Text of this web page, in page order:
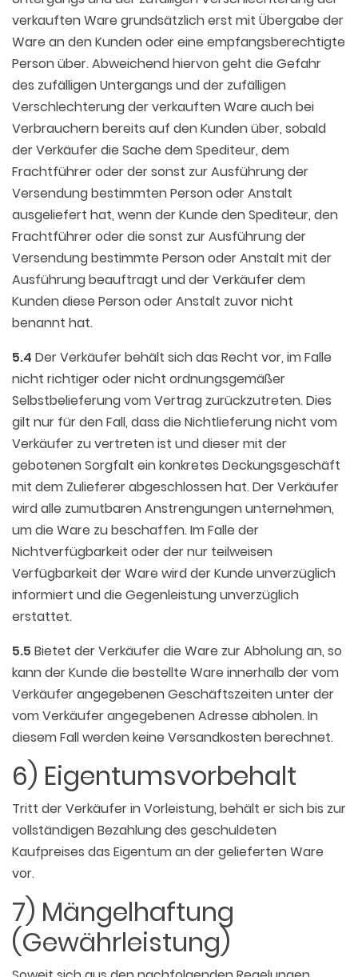
verkauften Ware grundsätzlich erst mit Übergabe der
Ware an den Kunden oder eine empfangsberechtigte
Person über. Abweichend hiervon geht die Gefahr
des zufälligen Untergangs und der zufälligen
Verschlechterung der verkauften Ware auch bei
Verbrauchern bereits auf den Kunden über, sobald
der Verkäufer die Sache dem Spediteur, dem
Frachtführer oder der sonst zur Ausführung der
Versendung bestimmten Person oder Anstalt
ausgeliefert hat, wenn der Kunde den Spediteur, den
Frachtführer oder die sonst zur Ausführung der
Versendung bestimmte Person oder Anstalt mit der
Ausführung beauftragt und der Verkäufer dem
Kunden diese Person oder Anstalt zuvor nicht
benannt hat.
5.4 Der Verkäufer behält sich das Recht vor, im Falle
nicht richtiger oder nicht ordnungsgemäßer
Selbstbelieferung vom Vertrag zurückzutreten. Dies
gilt nur für den Fall, dass die Nichtlieferung nicht vom
Verkäufer zu vertreten ist und dieser mit der
gebotenen Sorgfalt ein konkretes Deckungsgeschäft
mit dem Zulieferer abgeschlossen hat. Der Verkäufer
wird alle zumutbaren Anstrengungen unternehmen,
um die Ware zu beschaffen. Im Falle der
Nichtverfügbarkeit oder der nur teilweisen
Verfügbarkeit der Ware wird der Kunde unverzüglich
informiert und die Gegenleistung unverzüglich
erstattet.
5.5 Bietet der Verkäufer die Ware zur Abholung an, so
kann der Kunde die bestellte Ware innerhalb der vom
Verkäufer angegebenen Geschäftszeiten unter der
vom Verkäufer angegebenen Adresse abholen. In
diesem Fall werden keine Versandkosten berechnet.
6) Eigentumsvorbehalt
Tritt der Verkäufer in Vorleistung, behält er sich bis zur
vollständigen Bezahlung des geschuldeten
Kaufpreises das Eigentum an der gelieferten Ware
vor.
7) Mängelhaftung
(Gewährleistung)